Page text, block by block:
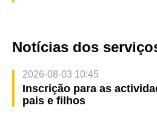
Notícias dos
2026-08-03 10:45
Inscrição para as
pais e filhos